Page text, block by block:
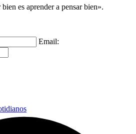
es aprender a pensar bien».
Email: